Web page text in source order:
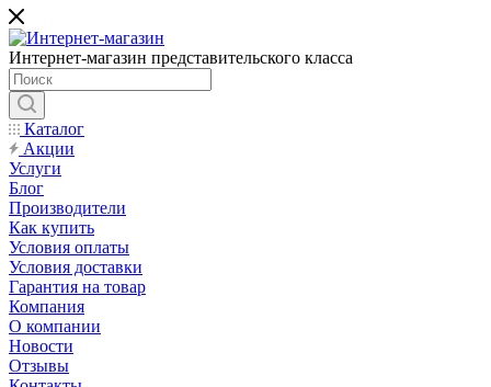
Интернет-магазин представительского класса
Каталог
Акции
Услуги
Блог
Производители
Как купить
Условия оплаты
Условия доставки
Гарантия на товар
Компания
О компании
Новости
Отзывы